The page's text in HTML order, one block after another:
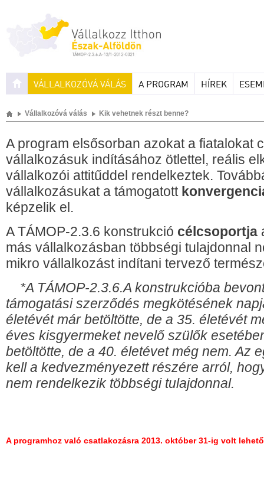
VÁLLALKOZÓVÁ VÁLÁS A PROGRAM HÍREK
Vállalkozóvá válás Kik vehetnek részt benne?
A program elsősorban azokat a fiatalokat
vállalkozásuk indításához ötlettel, reális
vállalkozói attitűddel rendelkeztek.
vállalkozásukat a támogatott
képzelik el.
A TÁMOP-2.3.6 konstrukció célcsoportja
más vállalkozásban többségi tulajdonnal
mikro vállalkozást indítani tervező
*A TÁMOP-2.3.6.A konstrukcióba
támogatási szerződés megkötésének
életévét már betöltötte, de a 35. életévét
éves kisgyermeket nevelő szülők
betöltötte, de a 40. életévet még nem. Az
kell a kedvezményezett részére arról,
nem rendelkezik többségi tulajdonnal.
A programhoz való csatlakozásra 2013. október 31-ig volt